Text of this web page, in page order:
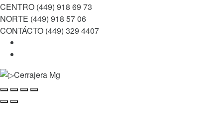
CENTRO (449) 918 69 73
NORTE (449) 918 57 06
CONTÁCTO (449) 329 4407